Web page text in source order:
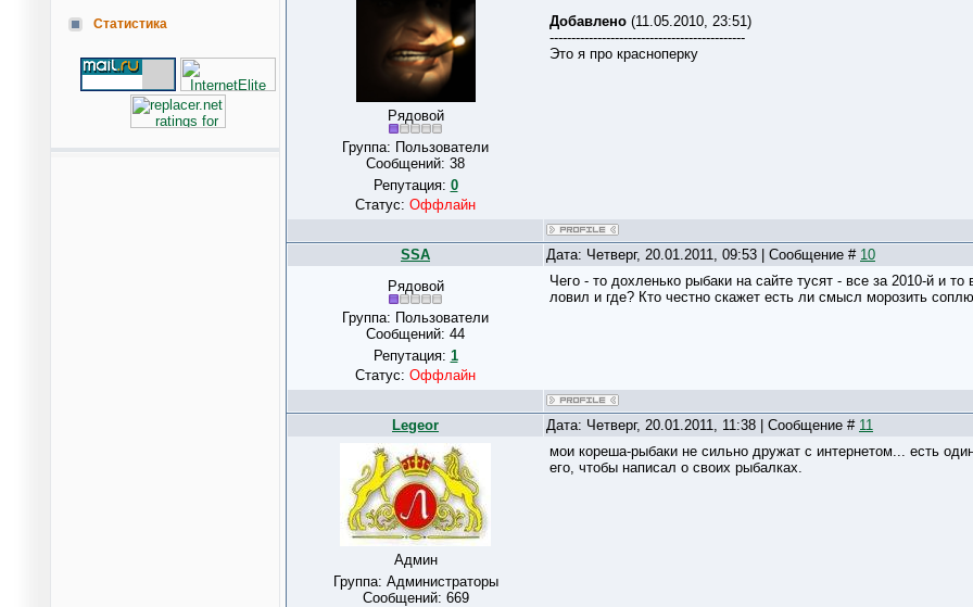
Статистика
Рядовой
Группа: Пользователи
Сообщений: 38
Репутация: 0
Статус: Оффлайн
Добавлено (11.05.2010, 23:51)
---------------------------------------------
Это я про красноперку
SSA Дата: Четверг, 20.01.2011, 09:53 | Сообщение # 10
Рядовой
Группа: Пользователи
Сообщений: 44
Репутация: 1
Статус: Оффлайн
Чего - то дохленько рыбаки на сайте тусят - все за 2010-й и
ловил и где? Кто честно скажет есть ли смысл морозить
Legeor Дата: Четверг, 20.01.2011, 11:38 | Сообщение # 11
Админ
Группа: Администраторы
Сообщений: 669
мои кореша-рыбаки не сильно дружат с интернетом... есть
его, чтобы написал о своих рыбалках.